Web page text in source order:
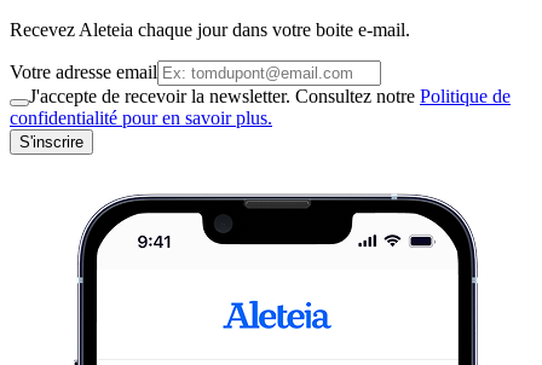
Recevez Aleteia chaque jour dans votre boite e-mail.
Votre adresse email
J'accepte de recevoir la newsletter. Consultez notre Politique de
confidentialité pour en savoir plus.
S'inscrire